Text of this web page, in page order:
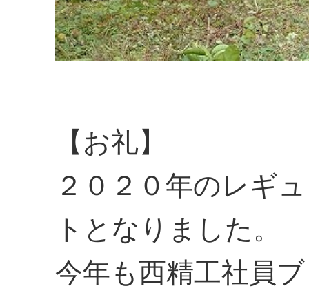
【お礼】
２０２０年のレギ
トとなりました。
今年も西精工社員